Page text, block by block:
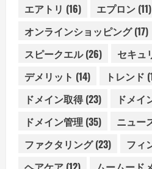
エアトリ (16) エプロン (11)
オンラインショッピング(17)
スピークエル(26) セキュ
デメリット (14) トレンド
ドメイン取得(23) ドメイ
ドメイン管理 (35) ニュー
ファクタリング(23) フィ